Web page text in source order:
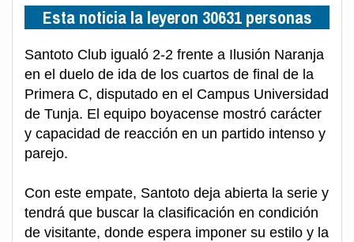
Esta noticia la leyeron 30631 personas
Santoto Club igualó 2-2 frente a Ilusión Naranja
en el duelo de ida de los cuartos de final de la
Primera C, disputado en el Campus Universidad
de Tunja. El equipo boyacense mostró carácter
y capacidad de reacción en un partido intenso y
parejo.
Con este empate, Santoto deja abierta la serie y
tendrá que buscar la clasificación en condición
de visitante, donde espera imponer su estilo y la